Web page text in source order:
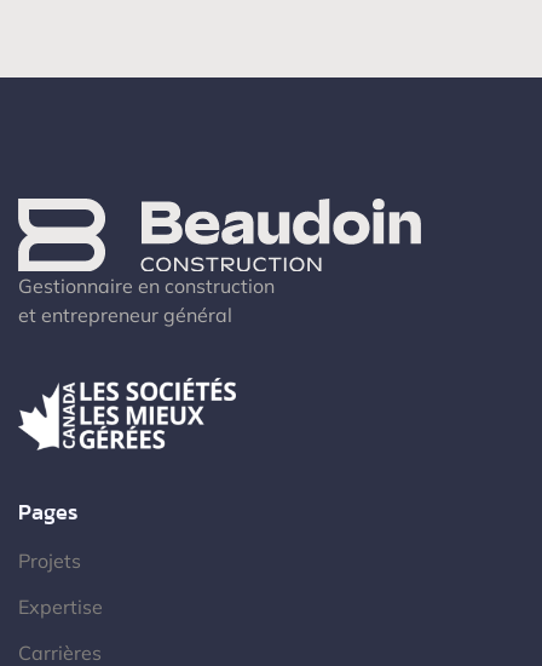
Gestionnaire en construction
et entrepreneur général
Pages
Projets
Expertise
Carrières